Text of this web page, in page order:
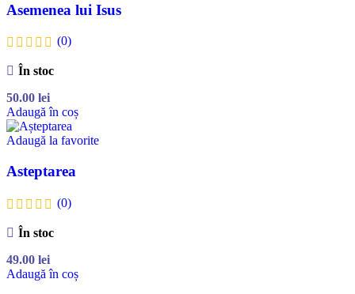
Asemenea lui Isus
(0)
În stoc
50.00 lei
Adaugă în coș
Adaugă la favorite
Asteptarea
(0)
În stoc
49.00 lei
Adaugă în coș